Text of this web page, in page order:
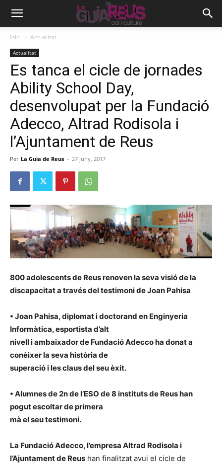
Inici Actualitat
Actualitat
Es tanca el cicle de jornades
Ability School Day,
desenvolupat per la Fundació
Adecco, Altrad Rodisola i
l’Ajuntament de Reus
Per La Guia de Reus - 27 juny, 2017
800 adolescents de Reus renoven la seva visió de la
discapacitat a través del testimoni de Joan Pahisa
• Joan Pahisa, diplomat i doctorand en Enginyeria
Informàtica, esportista d’alt
nivell i ambaixador de Fundació Adecco ha donat a
conèixer la seva història de
superació i les claus del seu èxit.
• Alumnes de 2n de l’ESO de 8 instituts de Reus han
pogut escoltar de primera
mà el seu testimoni.
La Fundació Adecco, l’empresa Altrad Rodisola i
l’Ajuntament de Reus han finalitzat avui el cicle de